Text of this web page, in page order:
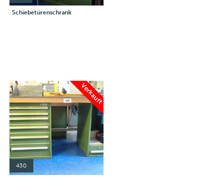
Schiebetürenschrank
Verkauft
430